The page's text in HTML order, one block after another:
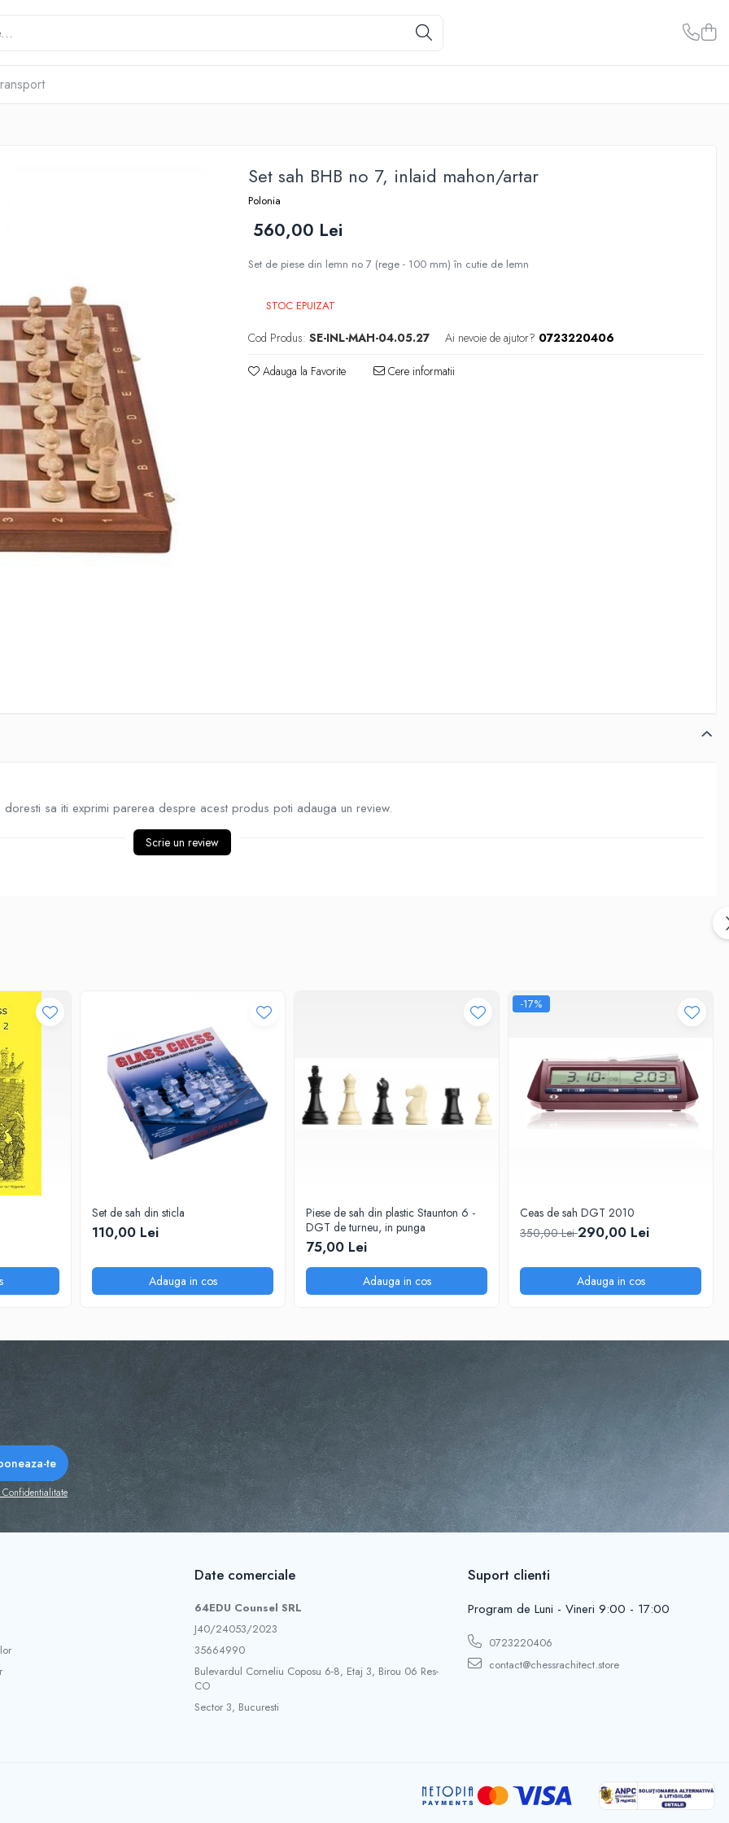
Set sah BHB no 7, inlaid mahon/artar
Polonia
560,00 Lei
Set de piese din lemn no 7 (rege - 100 mm) în cutie de lemn
STOC EPUIZAT
Cod Produs: SE-INL-MAH-04.05.27 Ai nevoie de ajutor? 0723220406
Adauga la Favorite Cere informatii
doresti sa iti exprimi parerea despre acest produs poti adauga un review.
Scrie un review
Set de sah din sticla
110,00 Lei
Adauga in cos
Piese de sah din plastic Staunton 6 -
DGT de turneu, in punga
75,00 Lei
Adauga in cos
-17%
Ceas de sah DGT 2010
350,00 Lei290,00 Lei
Adauga in cos
Date comerciale
64EDU Counsel SRL
J40/24053/2023
35664990
Bulevardul Corneliu Coposu 6-8, Etaj 3, Birou 06 Res-
CO
Sector 3, Bucuresti
Suport clienti
Program de Luni - Vineri 9:00 - 17:00
0723220406
contact@chessrachitect.store